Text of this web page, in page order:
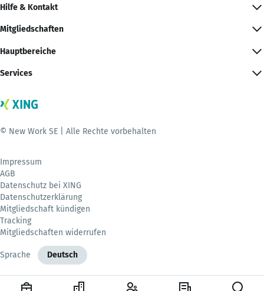
Hilfe & Kontakt
Mitgliedschaften
Hauptbereiche
Services
© New Work SE | Alle Rechte vorbehalten
Impressum
AGB
Datenschutz bei XING
Datenschutzerklärung
Mitgliedschaft kündigen
Tracking
Mitgliedschaften widerrufen
Sprache Deutsch